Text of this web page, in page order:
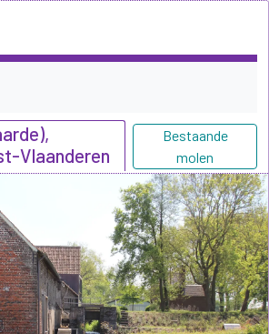
Vlaanderen
Bestaande
molen